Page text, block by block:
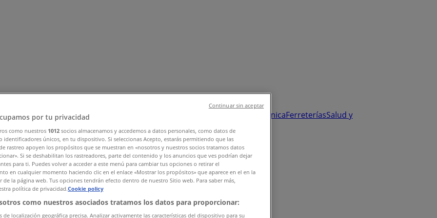
Zapatos y AccesoriosEl Regreso A Clases ElectrónicaFerreteríasSalud y
y Descuentos (0)
por tu privacidad
como nuestros 1012 socios almacenamos y accedemos a datos personales, como datos de
identificadores únicos, en tu dispositivo. Si seleccionas Acepto, estarás permitiendo que las
rastreo apoyen los propósitos que se muestran en «nosotros y nuestros socios tratamos datos
Si se deshabilitan los rastreadores, parte del contenido y los anuncios que ves podrían dejar
para ti. Puedes volver a acceder a este menú para cambiar tus opciones o retirar el
en cualquier momento haciendo clic en el enlace «Mostrar los propósitos» que aparece en el en la
de la página web. Tus opciones tendrán efecto dentro de nuestro Sitio web. Para saber más,
política de privacidad.Cookie policy
como nuestros asociados tratamos los datos para proporcionar:
de localización geográfica precisa. Analizar activamente las características del dispositivo para su
Continuar sin aceptar